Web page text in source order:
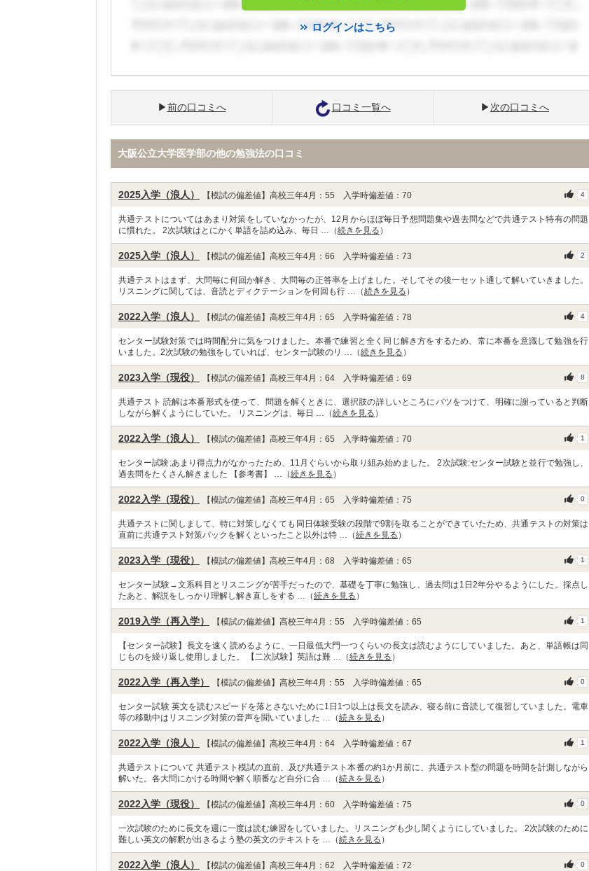
ログインはこちら
前の口コミへ 口コミ一覧へ 次の口コミへ
大阪公立大学医学部の他の勉強法の口コミ
2025入学（浪人） 【模試の偏差値】高校三年4月：55 入学時偏差値：70 4
共通テストについてはあまり対策をしていなかったが、12月からほぼ毎日予想問題集や過去問などで共通テスト特有の問題
に慣れた。 2次試験はとにかく単語を詰め込み、毎日 …（続きを見る ）
2025入学（浪人） 【模試の偏差値】高校三年4月：66 入学時偏差値：73 2
共通テストはまず、大問毎に何回か解き、大問毎の正答率を上げました。そしてその後一セット通して解いていきました。
リスニングに関しては、音読とディクテーションを何回も行 …（続きを見る ）
2022入学（浪人） 【模試の偏差値】高校三年4月：65 入学時偏差値：78 4
センター試験対策では時間配分に気をつけました。本番で練習と全く同じ解き方をするため、常に本番を意識して勉強を行
いました。2次試験の勉強をしていれば、センター試験のリ …（続きを見る ）
2023入学（現役） 【模試の偏差値】高校三年4月：64 入学時偏差値：69 8
共通テスト 読解は本番形式を使って、問題を解くときに、選択肢の詳しいところにバツをつけて、明確に謝っていると判断
しながら解くようにしていた。 リスニングは、毎日 …（続きを見る ）
2022入学（浪人） 【模試の偏差値】高校三年4月：65 入学時偏差値：70 1
センター試験:あまり得点力がなかったため、11月ぐらいから取り組み始めました。 2次試験:センター試験と並行で勉強し、
過去問をたくさん解きました 【参考書】 …（続きを見る ）
2022入学（現役） 【模試の偏差値】高校三年4月：65 入学時偏差値：75 0
共通テストに関しまして、特に対策しなくても同日体験受験の段階で9割を取ることができていたため、共通テストの対策は
直前に共通テスト対策パックを解くといったこと以外は特 …（続きを見る ）
2023入学（現役） 【模試の偏差値】高校三年4月：68 入学時偏差値：65 1
センター試験→文系科目とリスニングが苦手だったので、基礎を丁寧に勉強し、過去問は1日2年分やるようにした。採点し
たあと、解説をしっかり理解し解き直しをする …（続きを見る ）
2019入学（再入学） 【模試の偏差値】高校三年4月：55 入学時偏差値：65 1
【センター試験】長文を速く読めるように、一日最低大門一つくらいの長文は読むようにしていました。あと、単語帳は同
じものを繰り返し使用しました。 【二次試験】英語は難 …（続きを見る ）
2022入学（再入学） 【模試の偏差値】高校三年4月：55 入学時偏差値：65 0
センター試験 英文を読むスピードを落とさないために1日1つ以上は長文を読み、寝る前に音読して復習していました。電車
等の移動中はリスニング対策の音声を聞いていました …（続きを見る ）
2022入学（浪人） 【模試の偏差値】高校三年4月：64 入学時偏差値：67 1
共通テストについて 共通テスト模試の直前、及び共通テスト本番の約1か月前に、共通テスト型の問題を時間を計測しながら
解いた。各大問にかける時間や解く順番など自分に合 …（続きを見る ）
2022入学（現役） 【模試の偏差値】高校三年4月：60 入学時偏差値：75 0
一次試験のために長文を週に一度は読む練習をしていました。リスニングも少し聞くようにしていました。 2次試験のために
難しい英文の解釈が出きるよう塾の英文のテキストを …（続きを見る ）
2022入学（浪人） 【模試の偏差値】高校三年4月：62 入学時偏差値：72 0